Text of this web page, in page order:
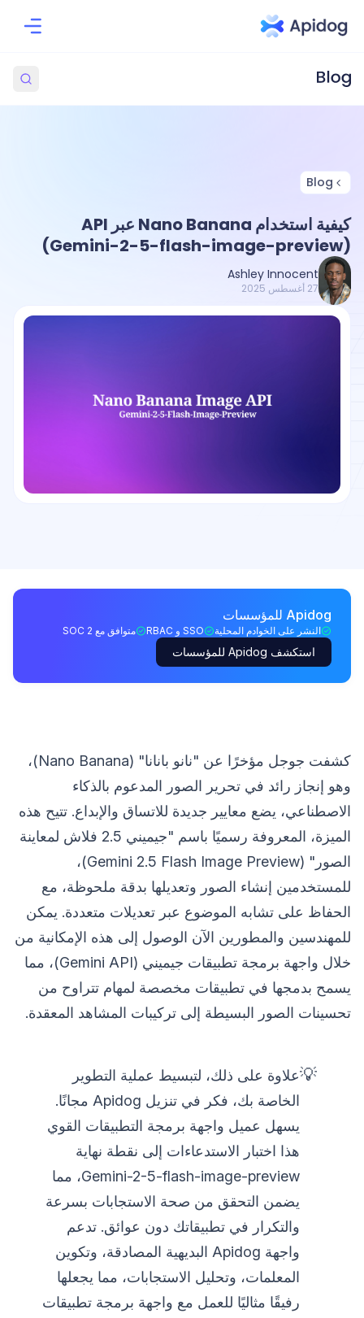
Blog
كيفية استخدام Nano Banana عبر API
(Gemini-2-5-flash-image-preview)
Ashley Innocent
27 أغسطس 2025
Apidog للمؤسسات
النشر على الخوادم المحلية SSO و RBAC متوافق مع SOC 2
استكشف Apidog للمؤسسات
كشفت جوجل مؤخرًا عن "نانو بانانا" (Nano Banana)،
وهو إنجاز رائد في تحرير الصور المدعوم بالذكاء
الاصطناعي، يضع معايير جديدة للاتساق والإبداع. تتيح هذه
الميزة، المعروفة رسميًا باسم "جيميني 2.5 فلاش لمعاينة
الصور" (Gemini 2.5 Flash Image Preview)،
للمستخدمين إنشاء الصور وتعديلها بدقة ملحوظة، مع
الحفاظ على تشابه الموضوع عبر تعديلات متعددة. يمكن
للمهندسين والمطورين الآن الوصول إلى هذه الإمكانية من
خلال واجهة برمجة تطبيقات جيميني (Gemini API)، مما
يسمح بدمجها في تطبيقات مخصصة لمهام تتراوح من
تحسينات الصور البسيطة إلى تركيبات المشاهد المعقدة.
💡علاوة على ذلك، لتبسيط عملية التطوير
الخاصة بك، فكر في تنزيل Apidog مجانًا.
يسهل عميل واجهة برمجة التطبيقات القوي
هذا اختبار الاستدعاءات إلى نقطة نهاية
Gemini-2-5-flash-image-preview، مما
يضمن التحقق من صحة الاستجابات بسرعة
والتكرار في تطبيقاتك دون عوائق. تدعم
واجهة Apidog البديهية المصادقة، وتكوين
المعلمات، وتحليل الاستجابات، مما يجعلها
رفيقًا مثاليًا للعمل مع واجهة برمجة تطبيقات